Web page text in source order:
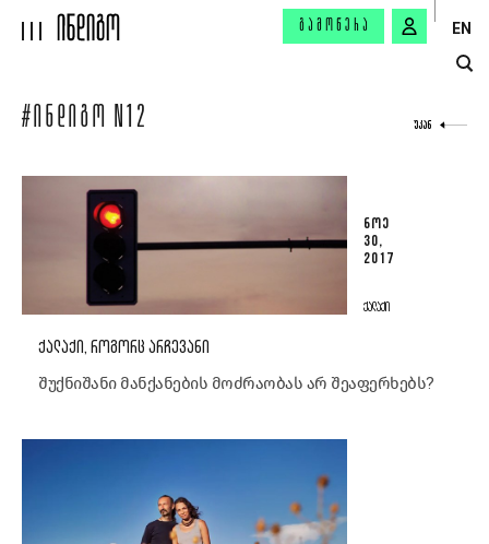
ᲒᲐᲛᲝᲬᲔᲠᲐ EN
#ᲘᲜᲓᲘᲒᲝ N12 ᲣᲙᲐᲜ
ᲜᲝᲔ
30,
2017
ᲥᲐᲚᲐᲥᲘ
ᲥᲐᲚᲐᲥᲘ, ᲠᲝᲒᲝᲠᲪ ᲐᲠᲩᲔᲕᲐᲜᲘ
შუქნიშანი მანქანების მოძრაობას არ შეაფერხებს?